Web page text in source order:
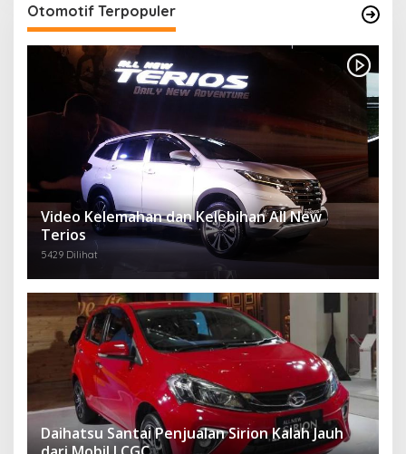
Otomotif Terpopuler
Video Kelemahan dan Kelebihan All New
Terios
5429 Dilihat
Daihatsu Santai Penjualan Sirion Kalah Jauh